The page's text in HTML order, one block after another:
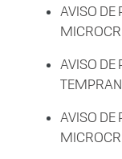
AVISO
AVISO DE
AVISO DE